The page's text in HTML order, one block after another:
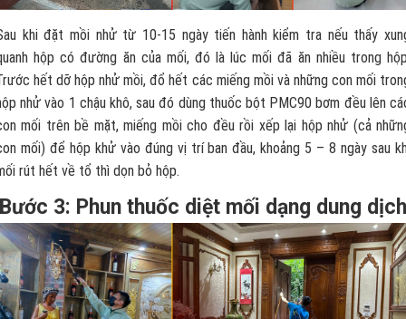
khi đặt mồi nhử từ 10-15 ngày tiến hành kiểm tra nếu thấy
hộp có đường ăn của mối, đó là lúc mối đã ăn nhiều trong
hết dỡ hộp nhử mồi, đổ hết các miếng mồi và những con mối
nhử vào 1 chậu khô, sau đó dùng thuốc bột PMC90 bơm đều lên
mối trên bề mặt, miếng mồi cho đều rồi xếp lại hộp nhử (cả
mối) để hộp khử vào đúng vị trí ban đầu, khoảng 5 – 8 ngày sau
rút hết về tổ thì dọn bỏ hộp.
Bước 3: Phun thuốc diệt mối dạng dung dịch